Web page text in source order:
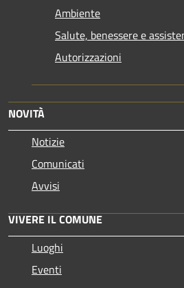
Ambiente
Salute, benessere e
Autorizzazioni
NOVITÀ
Notizie
Comunicati
Avvisi
VIVERE IL COMUNE
Luoghi
Eventi